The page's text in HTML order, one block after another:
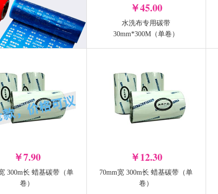
￥45.00
水洗布专用碳带
30mm*300M（单卷）
￥7.90
300m长 蜡基碳带（单
卷）
￥12.30
70mm宽 300m长 蜡基碳带（单
卷）
先擘 Zenpert 4T520
+ 加入购物车
TSC MA3410P